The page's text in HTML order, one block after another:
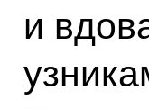
и